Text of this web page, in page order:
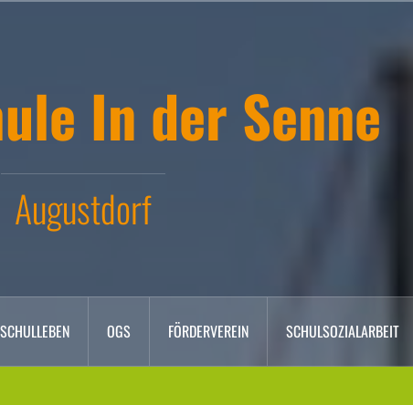
In der Senne
Augustdorf
SCHULLEBEN OGS FÖRDERVEREIN SCHULSOZIALARBEIT